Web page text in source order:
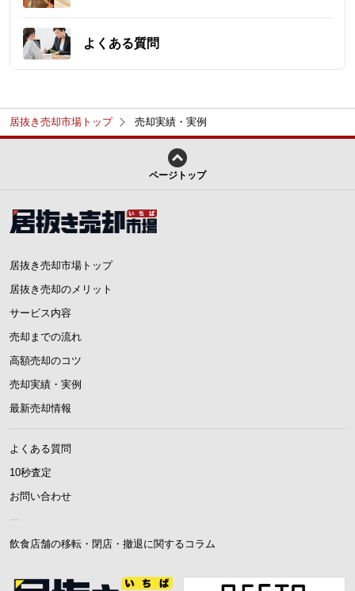
よくある質問
居抜き売却市場トップ 売却実績・実例
ページトップ
居抜き売却市場トップ
居抜き売却のメリット
サービス内容
売却までの流れ
高額売却のコツ
売却実績・実例
最新売却情報
よくある質問
10秒査定
お問い合わせ
飲食店舗の移転・閉店・撤退に関するコラム